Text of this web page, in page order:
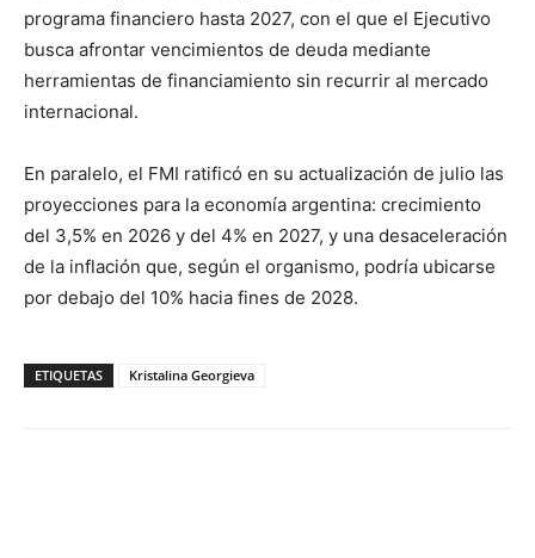
programa financiero hasta 2027, con el que el Ejecutivo
busca afrontar vencimientos de deuda mediante
herramientas de financiamiento sin recurrir al mercado
internacional.
En paralelo, el FMI ratificó en su actualización de julio las
proyecciones para la economía argentina: crecimiento
del 3,5% en 2026 y del 4% en 2027, y una desaceleración
de la inflación que, según el organismo, podría ubicarse
por debajo del 10% hacia fines de 2028.
ETIQUETAS Kristalina Georgieva